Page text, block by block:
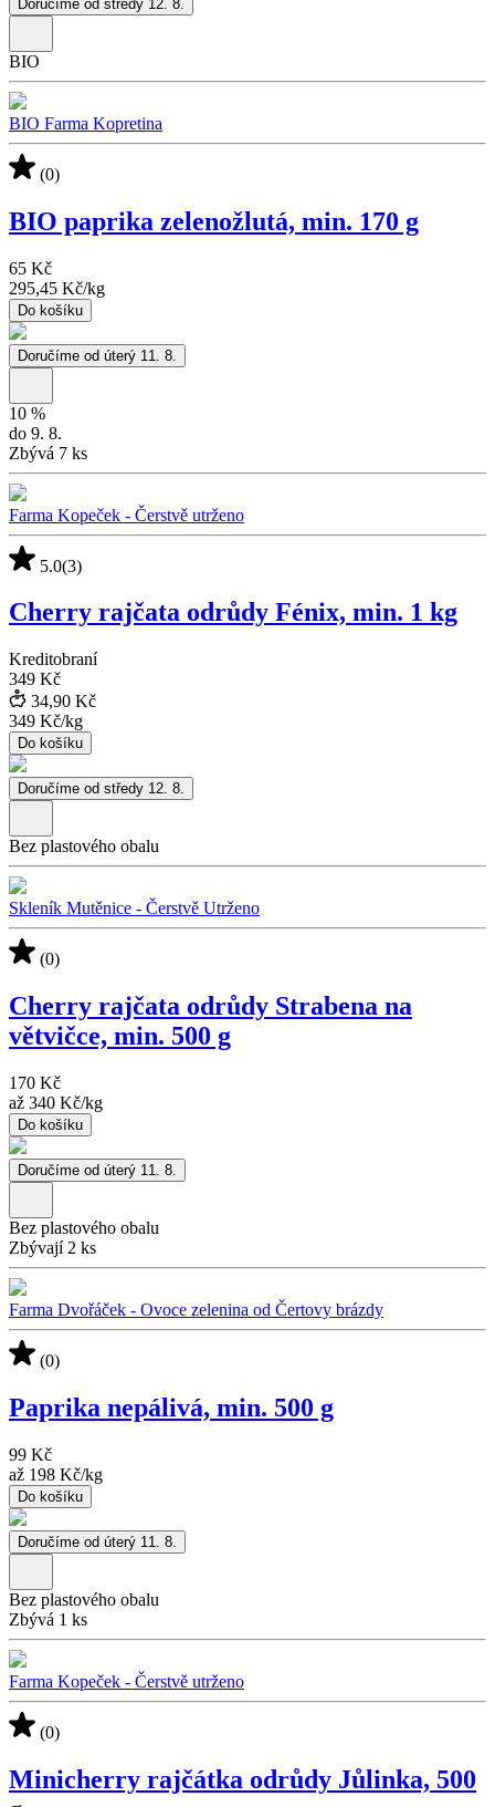
Doručíme od středy 12. 8.
BIO
BIO Farma Kopretina
(0)
BIO paprika zelenožlutá, min. 170 g
65 Kč
295,45 Kč/kg
Do košíku
Doručíme od úterý 11. 8.
10 %
do 9. 8.
Zbývá 7 ks
Farma Kopeček - Čerstvě utrženo
5.0(3)
Cherry rajčata odrůdy Fénix, min. 1 kg
Kreditobraní
349 Kč
34,90 Kč
349 Kč/kg
Do košíku
Doručíme od středy 12. 8.
Bez plastového obalu
Skleník Mutěnice - Čerstvě Utrženo
(0)
Cherry rajčata odrůdy Strabena na
větvičce, min. 500 g
170 Kč
až 340 Kč/kg
Do košíku
Doručíme od úterý 11. 8.
Bez plastového obalu
Zbývají 2 ks
Farma Dvořáček - Ovoce zelenina od Čertovy brázdy
(0)
Paprika nepálivá, min. 500 g
99 Kč
až 198 Kč/kg
Do košíku
Doručíme od úterý 11. 8.
Bez plastového obalu
Zbývá 1 ks
Farma Kopeček - Čerstvě utrženo
(0)
Minicherry rajčátka odrůdy Jůlinka, 500